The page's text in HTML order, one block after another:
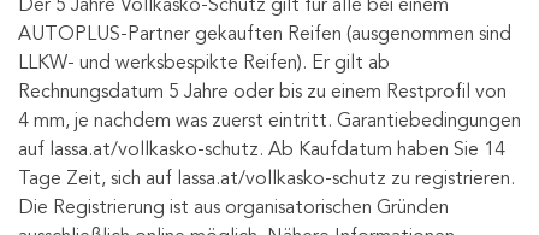
Der 5 Jahre Vollkasko-Schutz gilt für alle bei einem
AUTOPLUS-Partner gekauften Reifen (ausgenommen sind
LLKW- und werksbespikte Reifen). Er gilt ab
Rechnungsdatum 5 Jahre oder bis zu einem Restprofil von
4 mm, je nachdem was zuerst eintritt. Garantiebedingungen
auf lassa.at/vollkasko-schutz. Ab Kaufdatum haben Sie 14
Tage Zeit, sich auf lassa.at/vollkasko-schutz zu registrieren.
Die Registrierung ist aus organisatorischen Gründen